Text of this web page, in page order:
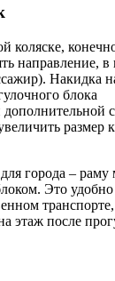
коляске,
направление, в
Накидка
блока
размер
города –
Это
этаж после